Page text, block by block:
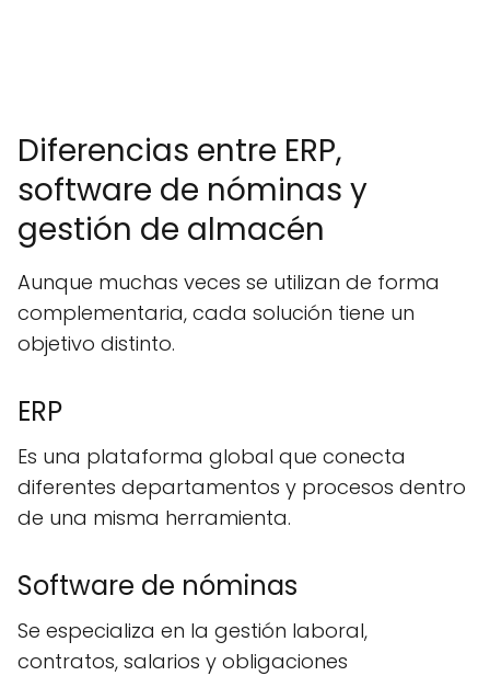
Diferencias entre ERP,
software de nóminas y
gestión de almacén
Aunque muchas veces se utilizan de forma
complementaria, cada solución tiene un
objetivo distinto.
ERP
Es una plataforma global que conecta
diferentes departamentos y procesos dentro
de una misma herramienta.
Software de nóminas
Se especializa en la gestión laboral,
contratos, salarios y obligaciones